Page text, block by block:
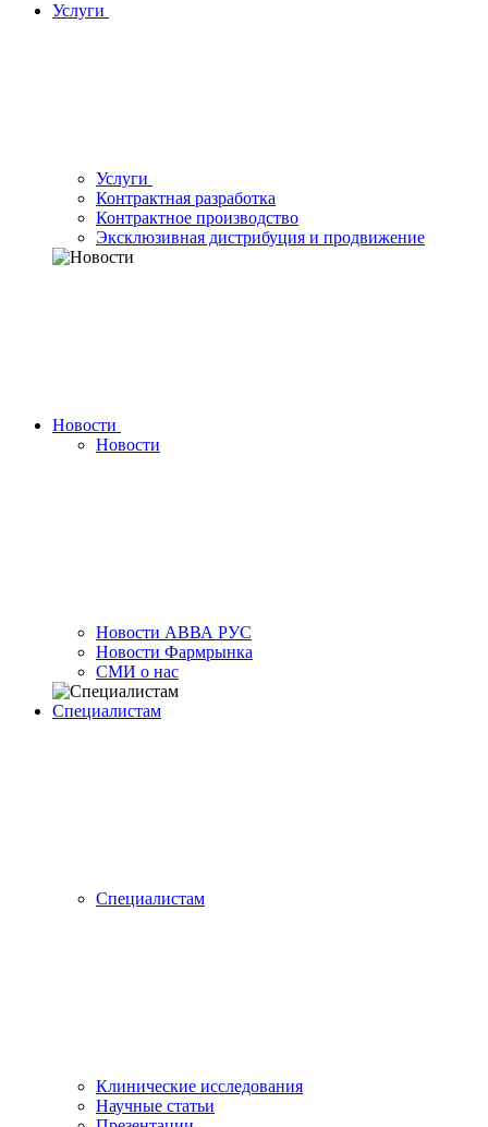
Услуги
Услуги
Контрактная разработка
Контрактное производство
Эксклюзивная дистрибуция и продвижение
Новости
Новости
Новости АВВА РУС
Новости Фармрынка
СМИ о нас
Специалистам
Специалистам
Клинические исследования
Научные статьи